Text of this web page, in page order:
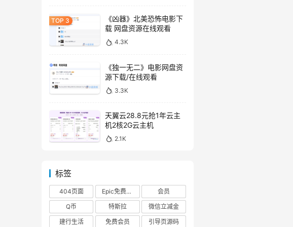
《凶器》北美恐怖电影下
载 网盘资源在线观看
4.3K
《独一无二》电影网盘资
源下载/在线观看
3.3K
天翼云28.8元抢1年云主
机2核2G云主机
2.1K
标签
404页面 Epic免费游戏
会员
Q币
特斯拉
微信立减金
建行生活
免费会员 引导页源码